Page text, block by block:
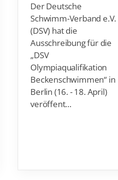
Der Deutsche
Schwimm-Verband e.V.
(DSV) hat die
Ausschreibung für die
„DSV
Olympiaqualifikation
Beckenschwimmen“ in
Berlin (16. - 18. April)
veröffent…